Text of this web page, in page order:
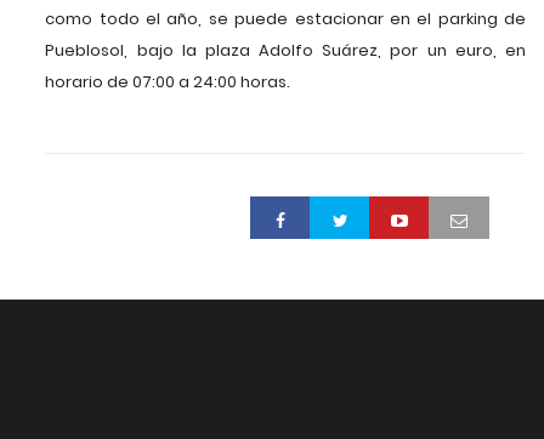
como todo el año, se puede estacionar en el parking de
Pueblosol, bajo la plaza Adolfo Suárez, por un euro, en
horario de 07:00 a 24:00 horas.